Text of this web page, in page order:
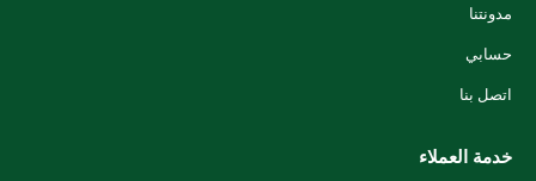
مدونتنا
حسابي
اتصل بنا
خدمة العملاء